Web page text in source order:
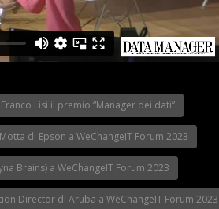
accesi sul Made
il Ministro Urso a
Forum
Il WeChangeIT
2023 secondo i
partecipanti
Lisi il premio “Manager dei dati”
di Epson a WeChangeIT Forum 2023
Brains) a WeChangeIT Forum 2023
Director di Aruba a WeChangeIT Forum 2023